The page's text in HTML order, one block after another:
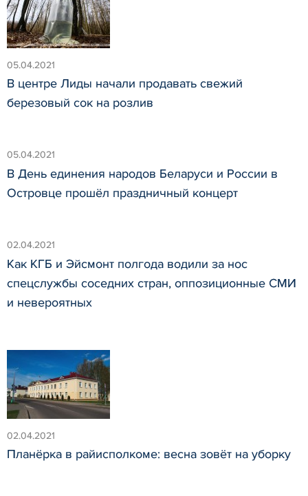
05.04.2021
В центре Лиды начали продавать свежий
березовый сок на розлив
05.04.2021
В День единения народов Беларуси и России в
Островце прошёл праздничный концерт
02.04.2021
Как КГБ и Эйсмонт полгода водили за нос
спецслужбы соседних стран, оппозиционные СМИ
и невероятных
02.04.2021
Планёрка в райисполкоме: весна зовёт на уборку